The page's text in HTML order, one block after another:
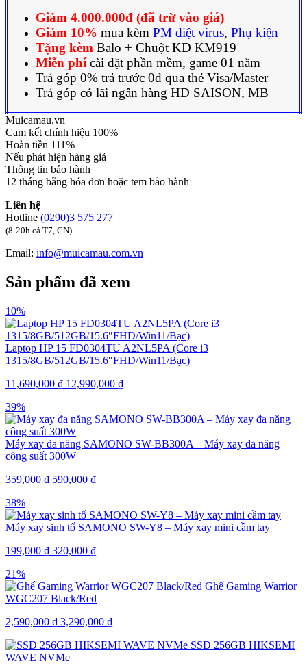
Giảm 4.000.000đ (đã trừ vào giá)
Giảm 10% mua kèm PM diệt virus, Phụ kiện
Tặng kèm Balo + Chuột KD KM919
Miễn phícài đặt phần mềm, game 01 năm
Trả góp 0% trả trước 0đ qua thẻ Visa/Master
Trả góp có lãi ngân hàng HD SAISON, MB
Muicamau.vn
Cam kết chính hiệu 100%
Hoàn tiền 111%
Nếu phát hiện hàng giả
Thông tin bảo hành
12 tháng bằng hóa đơn hoặc tem bảo hành
Liên hệ
Hotline (0290)3 575 277
(8-20h cả T7, CN)
Email: info@muicamau.com.vn
Sản phẩm đã xem
10%
Laptop HP 15 FD0304TU A2NL5PA (Core i3
1315/8GB/512GB/15.6″FHD/Win11/Bạc)
11,690,000 ₫ 12,990,000 ₫
39%
Máy xay đa năng SAMONO SW-BB300A – Máy xay đa năng
công suất 300W
359,000 ₫ 590,000 ₫
38%
Máy xay sinh tố SAMONO SW-Y8 – Máy xay mini cầm tay
199,000 ₫ 320,000 ₫
21%
Ghế Gaming Warrior
WGC207 Black/Red
2,590,000 ₫ 3,290,000 ₫
SSD 256GB HIKSEMI
WAVE NVMe